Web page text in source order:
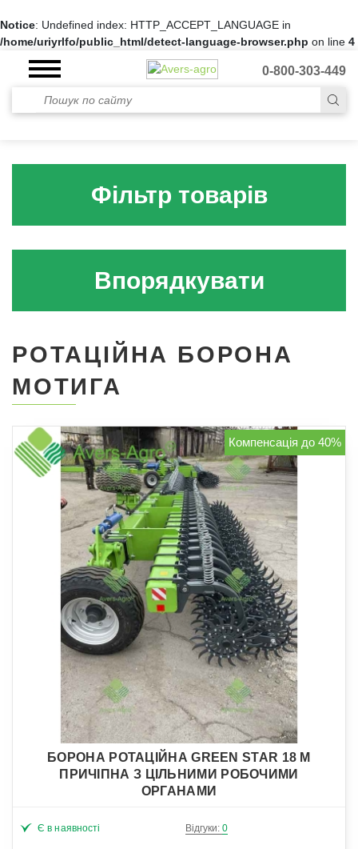
Notice: Undefined index: HTTP_ACCEPT_LANGUAGE in
/home/uriyrlfo/public_html/detect-language-browser.php on line 4
0-800-303-449
Фільтр товарів
Впорядкувати
РОТАЦІЙНА БОРОНА
МОТИГА
Компенсація до 40%
БОРОНА РОТАЦІЙНА GREEN STAR 18 М
ПРИЧІПНА З ЦІЛЬНИМИ РОБОЧИМИ
ОРГАНАМИ
Є в наявності Відгуки: 0